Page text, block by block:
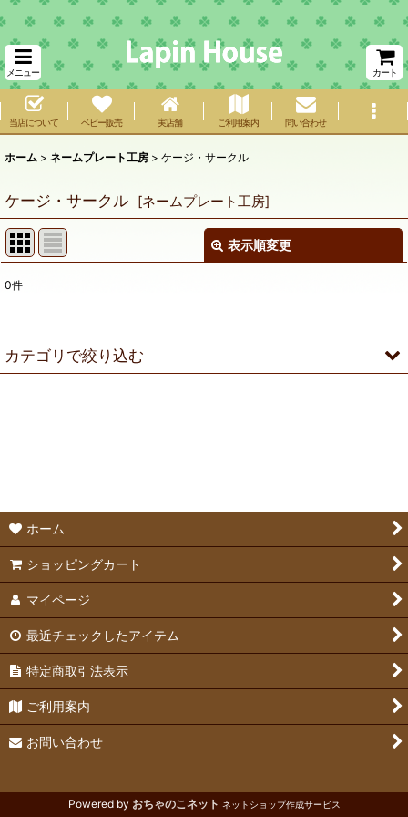
メニュー カート
当店について ベビー販売 実店舗 ご利用案内 問い合わせ
ホーム > ネームプレート工房 > ケージ・サークル
ケージ・サークル [ネームプレート工房]
表示順変更
表示数
0件
カテゴリで絞り込む
サークル・敷物
ステップ＆ロフト
ホーム
ショッピングカート
マイページ
最近チェックしたアイテム
特定商取引法表示
ご利用案内
お問い合わせ
Powered by おちゃのこネット ネットショップ作成サービス